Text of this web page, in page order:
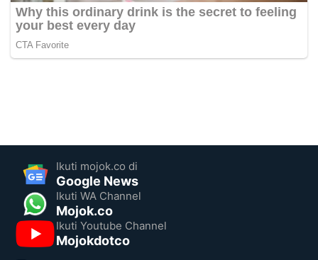
Ikuti mojok.co di
Google News
Ikuti WA Channel
Mojok.co
Ikuti Youtube Channel
Mojokdotco